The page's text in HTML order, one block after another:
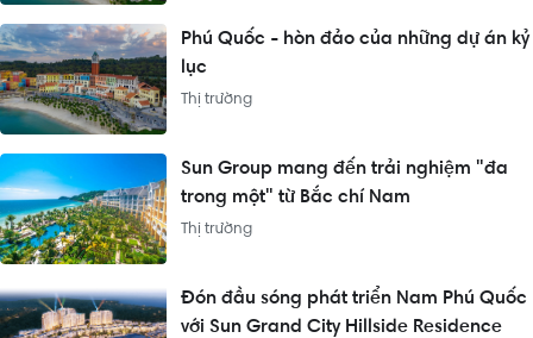
Phú Quốc - hòn đảo của những dự án kỷ
lục
Thị trường
Sun Group mang đến trải nghiệm "đa
trong một" từ Bắc chí Nam
Thị trường
Đón đầu sóng phát triển Nam Phú Quốc
với Sun Grand City Hillside Residence